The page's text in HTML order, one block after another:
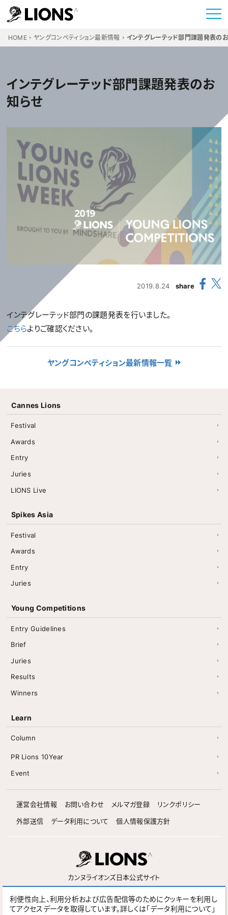
HOME ヤングコンペティション最新情報 インテグレーテッド部門課題発表の
インテグレーテッド部門課題発表のお
知らせ
2019.8.24 share
インテグレーテッド部門の課題発表を行いました。
こちらよりご確認ください。
ヤングコンペティション最新情報一覧
Cannes Lions
Festival
Awards
Entry
Juries
LIONS Live
Spikes Asia
Festival
Awards
Entry
Juries
Young Competitions
Entry Guidelines
Brief
Juries
Results
Winners
Learn
Column
PR Lions 10Year
Event
運営会社情報 お問い合わせ メルマガ登録 リンクポリシー
外部送信 データ利用について 個人情報保護方針
カンヌライオンズ日本公式サイト
Follow
利便性向上、利用分析および広告配信等のためにクッキーを利用し
てアクセスデータを取得しています。詳しくは「データ利用について」